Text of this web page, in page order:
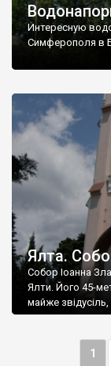
Интересную
Симферополя в
Ялта.
Собор Іоанна
Ялти. Його 45-
майже
1